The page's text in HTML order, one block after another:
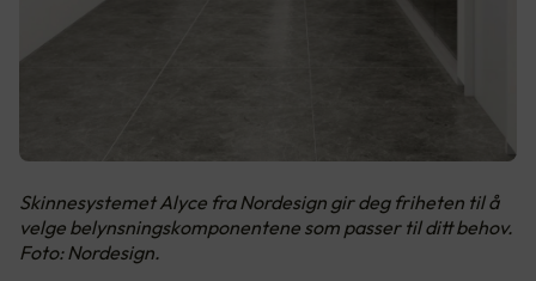
Skinnesystemet Alyce fra Nordesign gir deg friheten til å
velge belynsningskomponentene som passer til ditt behov.
Foto: Nordesign.